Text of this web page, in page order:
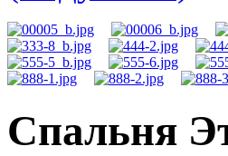
Спальня